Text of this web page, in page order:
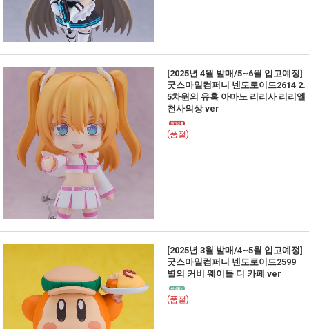
[2025년 4월 발매/5~6월 입고예정]
굿스마일컴퍼니 넨도로이드2614 2.
5차원의 유혹 아마노 리리사 리리엘
천사의상 ver
(품절)
[2025년 3월 발매/4~5월 입고예정]
굿스마일컴퍼니 넨도로이드2599
별의 커비 웨이들 디 카페 ver
(품절)